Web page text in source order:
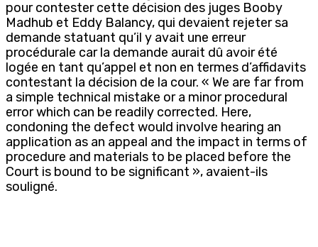
pour contester cette décision des juges Booby
Madhub et Eddy Balancy, qui devaient rejeter sa
demande statuant qu’il y avait une erreur
procédurale car la demande aurait dû avoir été
logée en tant qu’appel et non en termes d’affidavits
contestant la décision de la cour. « We are far from
a simple technical mistake or a minor procedural
error which can be readily corrected. Here,
condoning the defect would involve hearing an
application as an appeal and the impact in terms of
procedure and materials to be placed before the
Court is bound to be significant », avaient-ils
souligné.